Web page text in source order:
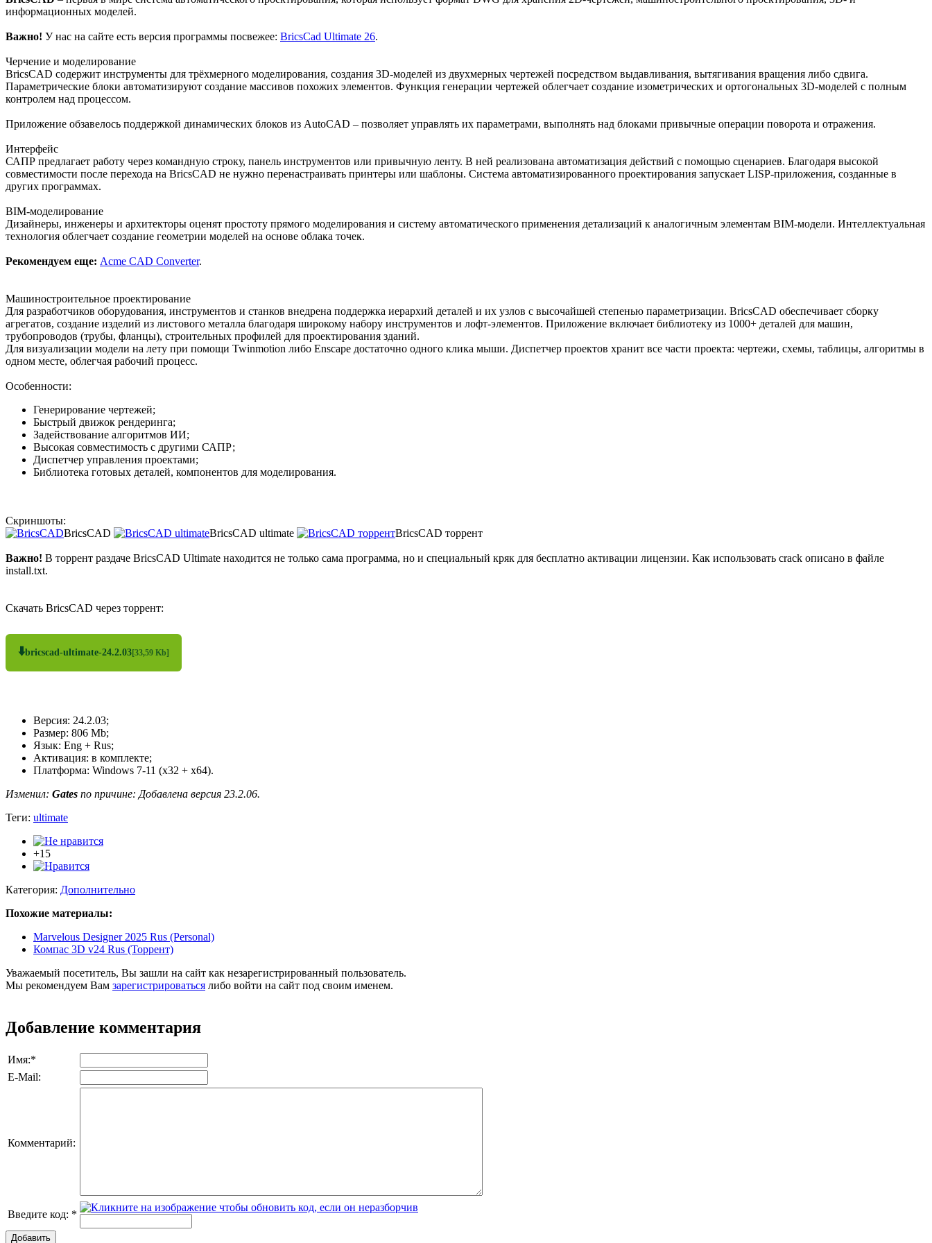
информационных моделей.
Важно! У нас на сайте есть версия программы посвежее: BricsCad Ultimate 26.
Черчение и моделирование
BricsCAD содержит инструменты для трёхмерного моделирования, создания 3D-моделей из двухмерных чертежей посредством выдавливания, вытягивания вращения либо сдвига.
Параметрические блоки автоматизируют создание массивов похожих элементов. Функция генерации чертежей облегчает создание изометрических и ортогональных 3D-моделей с полным
контролем над процессом.
Приложение обзавелось поддержкой динамических блоков из AutoCAD – позволяет управлять их параметрами, выполнять над блоками привычные операции поворота и отражения.
Интерфейс
САПР предлагает работу через командную строку, панель инструментов или привычную ленту. В ней реализована автоматизация действий с помощью сценариев. Благодаря высокой
совместимости после перехода на BricsCAD не нужно перенастраивать принтеры или шаблоны. Система автоматизированного проектирования запускает LISP-приложения, созданные в
других программах.
BIM-моделирование
Дизайнеры, инженеры и архитекторы оценят простоту прямого моделирования и систему автоматического применения детализаций к аналогичным элементам BIM-модели. Интеллектуальная
технология облегчает создание геометрии моделей на основе облака точек.
Рекомендуем еще: Acme CAD Converter.
Машиностроительное проектирование
Для разработчиков оборудования, инструментов и станков внедрена поддержка иерархий деталей и их узлов с высочайшей степенью параметризации. BricsCAD обеспечивает сборку
агрегатов, создание изделий из листового металла благодаря широкому набору инструментов и лофт-элементов. Приложение включает библиотеку из 1000+ деталей для машин,
трубопроводов (трубы, фланцы), строительных профилей для проектирования зданий.
Для визуализации модели на лету при помощи Twinmotion либо Enscape достаточно одного клика мыши. Диспетчер проектов хранит все части проекта: чертежи, схемы, таблицы, алгоритмы в
одном месте, облегчая рабочий процесс.
Особенности:
Генерирование чертежей;
Быстрый движок рендеринга;
Задействование алгоритмов ИИ;
Высокая совместимость с другими САПР;
Диспетчер управления проектами;
Библиотека готовых деталей, компонентов для моделирования.
Скриншоты:
BricsCAD
BricsCAD ultimate BricsCAD торрент
Важно! В торрент раздаче BricsCAD Ultimate находится не только сама программа, но и специальный кряк для бесплатно активации лицензии. Как использовать crack описано в файле
install.txt.
Скачать BricsCAD через торрент:
⬇️bricscad-ultimate-24.2.03[33,59 Kb]
Версия: 24.2.03;
Размер: 806 Mb;
Язык: Eng + Rus;
Активация: в комплекте;
Платформа: Windows 7-11 (x32 + x64).
Изменил: Gates по причине: Добавлена версия 23.2.06.
Теги: ultimate
+15
Категория: Дополнительно
Похожие материалы:
Marvelous Designer 2025 Rus (Personal)
Компас 3D v24 Rus (Торрент)
Уважаемый посетитель, Вы зашли на сайт как незарегистрированный пользователь.
Мы рекомендуем Вам зарегистрироваться либо войти на сайт под своим именем.
Добавление комментария
Имя:*
E-Mail:
Комментарий:
Введите код: *
Добавить